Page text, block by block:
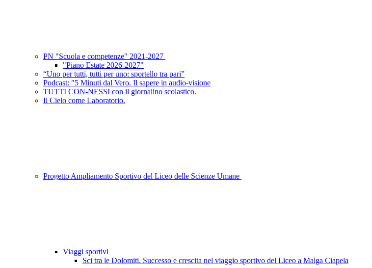
PN "Scuola e competenze" 2021-2027
"Piano Estate 2026-2027"
“Uno per tutti, tutti per uno: sportello tra pari”
Podcast: "5 Minuti dal Vero. Il sapere in audio-visione
TUTTI CON-NESSI con il giornalino scolastico.
Il Cielo come Laboratorio.
Progetto Ampliamento Sportivo del Liceo delle Scienze Umane
Viaggi sportivi
Sci tra le Dolomiti. Successo e crescita nel viaggio sportivo del Liceo a Malga Ciapela